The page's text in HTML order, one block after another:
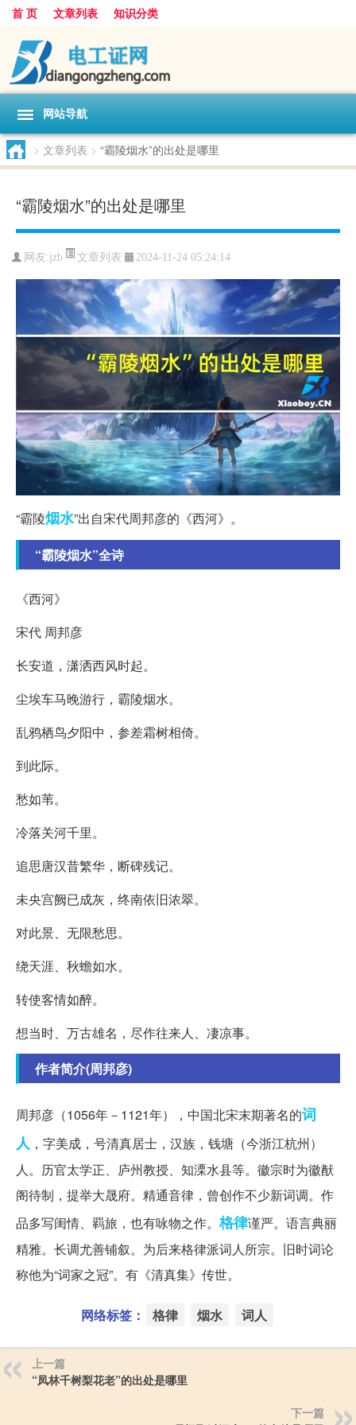
首 页 文章列表 知识分类
网站导航
> 文章列表 > “霸陵烟水”的出处是哪里
“霸陵烟水”的出处是哪里
网友:jzb 文章列表 2024-11-24 05:24:14
“霸陵烟水”出自宋代周邦彦的《西河》。
“霸陵烟水”全诗
《西河》
宋代 周邦彦
长安道，潇洒西风时起。
尘埃车马晚游行，霸陵烟水。
乱鸦栖鸟夕阳中，参差霜树相倚。
到此际。
愁如苇。
冷落关河千里。
追思唐汉昔繁华，断碑残记。
未央宫阙已成灰，终南依旧浓翠。
对此景、无限愁思。
绕天涯、秋蟾如水。
转使客情如醉。
想当时、万古雄名，尽作往来人、凄凉事。
作者简介(周邦彦)
周邦彦（1056年－1121年），中国北宋末期著名的词
人 ，字美成，号清真居士，汉族，钱塘（今浙江杭州）
人。历官太学正、庐州教授、知溧水县等。徽宗时为徽猷
阁待制，提举大晟府。精通音律，曾创作不少新词调。作
品多写闺情、羁旅，也有咏物之作。格律谨严。语言典丽
精雅。长调尤善铺叙。为后来格律派词人所宗。旧时词论
称他为“词家之冠”。有《清真集》传世。
网络标签： 格律 烟水 词人
上一篇
“凤林千树梨花老”的出处是哪里
下一篇